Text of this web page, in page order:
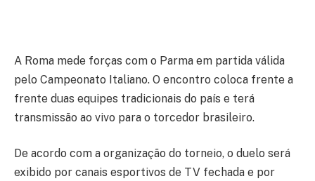
A Roma mede forças com o Parma em partida válida
pelo Campeonato Italiano. O encontro coloca frente a
frente duas equipes tradicionais do país e terá
transmissão ao vivo para o torcedor brasileiro.
De acordo com a organização do torneio, o duelo será
exibido por canais esportivos de TV fechada e por